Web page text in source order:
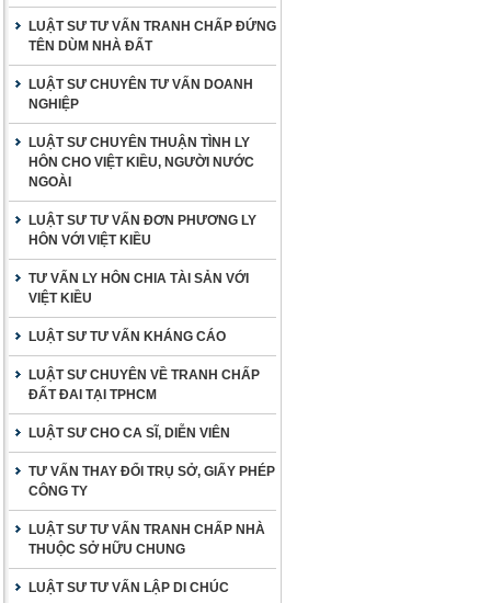
LUẬT SƯ TƯ VẤN TRANH CHẤP ĐỨNG
TÊN DÙM NHÀ ĐẤT
LUẬT SƯ CHUYÊN TƯ VẤN DOANH
NGHIỆP
LUẬT SƯ CHUYÊN THUẬN TÌNH LY
HÔN CHO VIỆT KIỀU, NGƯỜI NƯỚC
NGOÀI
LUẬT SƯ TƯ VẤN ĐƠN PHƯƠNG LY
HÔN VỚI VIỆT KIỀU
TƯ VẤN LY HÔN CHIA TÀI SẢN VỚI
VIỆT KIỀU
LUẬT SƯ TƯ VẤN KHÁNG CÁO
LUẬT SƯ CHUYÊN VỀ TRANH CHẤP
ĐẤT ĐAI TẠI TPHCM
LUẬT SƯ CHO CA SĨ, DIỄN VIÊN
TƯ VẤN THAY ĐỔI TRỤ SỞ, GIẤY PHÉP
CÔNG TY
LUẬT SƯ TƯ VẤN TRANH CHẤP NHÀ
THUỘC SỞ HỮU CHUNG
LUẬT SƯ TƯ VẤN LẬP DI CHÚC